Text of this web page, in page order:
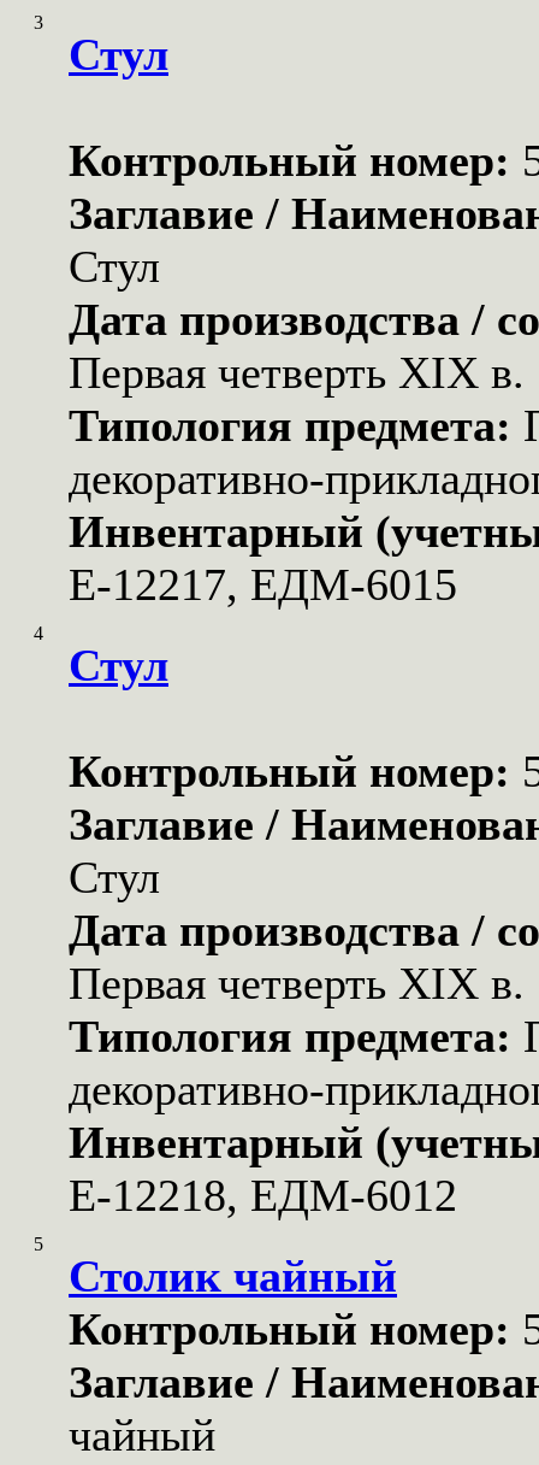
3
Стул
Контрольный номер:
Заглавие /
Стул
Дата производства /
Первая четверть XIX в.
Типология предмета:
декоративно-
Инвентарный
Е-12217, ЕДМ-6015
4
Стул
Контрольный номер:
Заглавие /
Стул
Дата производства /
Первая четверть XIX в.
Типология предмета:
декоративно-
Инвентарный
Е-12218, ЕДМ-6012
5
Столик чайный
Контрольный номер:
Заглавие /
чайный